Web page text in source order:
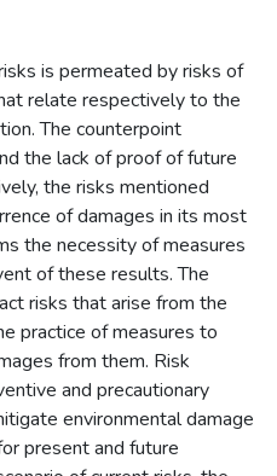
is permeated by risks of
relate respectively to the
The counterpoint
the lack of proof of future
the risks mentioned
of damages in its most
the necessity of measures
of these results. The
risks that arise from the
practice of measures to
from them. Risk
and precautionary
environmental damage
present and future